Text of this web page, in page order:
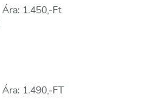
Ára: 1.450,-Ft
Ára: 1.490,-FT